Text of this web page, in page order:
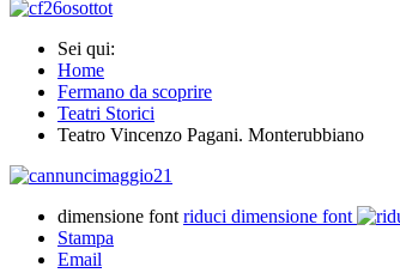
Sei qui:
Home
Fermano da scoprire
Teatri Storici
Teatro Vincenzo Pagani. Monterubbiano
dimensione font riduci dimensione font
Stampa
Email